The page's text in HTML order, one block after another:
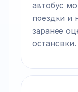
автобус
поездки и
заранее
остановки.